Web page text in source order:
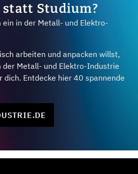
Studium?
in der Metall- und Elektro-
arbeiten und anpacken willst,
der Metall- und Elektro-Industrie
dich. Entdecke hier 40 spannende